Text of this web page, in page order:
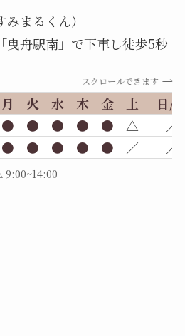
まるくん）
曳舟駅南」で下車し徒歩5秒
スクロールできます
月 火 水 木 金 土
日/
● ● ● ● ● △
／
● ● ● ● ● ／ ／
9:00~14:00